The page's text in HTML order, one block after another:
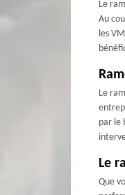
Le
Au
les
Le
par le
Le
Que